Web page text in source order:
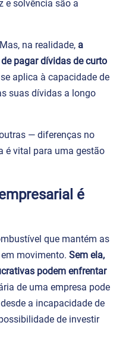
e solvência são a
na realidade, a
pagar dívidas de curto
aplica à capacidade de
suas dívidas a longo
— diferenças no
é vital para uma gestão
é
que mantém as
movimento. Sem ela,
podem enfrentar
de uma empresa pode
a incapacidade de
de investir